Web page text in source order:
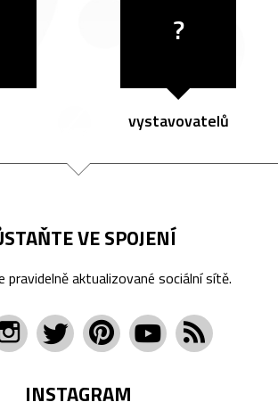
?
vystavovatelů
VE SPOJENÍ
pravidelně aktualizované sociální sítě.
INSTAGRAM